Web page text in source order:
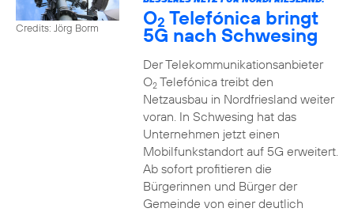
Credits: Jörg Borm O2 Telefónica bringt
5G nach Schwesing
Der Telekommunikationsanbieter
O2Telefónica treibt den
Netzausbau in Nordfriesland weiter
voran. In Schwesing hat das
Unternehmen jetzt einen
Mobilfunkstandort auf 5G erweitert.
Ab sofort profitieren die
Bürgerinnen und Bürger der
Gemeinde von einer deutlich